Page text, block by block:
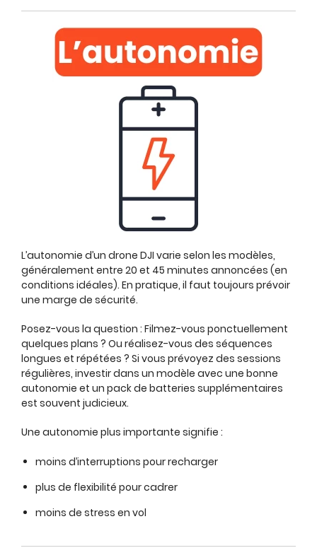
L’autonomie d’un drone DJI varie selon les modèles,
généralement entre 20 et 45 minutes annoncées (en
conditions idéales). En pratique, il faut toujours prévoir
une marge de sécurité.
Posez-vous la question : Filmez-vous ponctuellement
quelques plans ? Ou réalisez-vous des séquences
longues et répétées ? Si vous prévoyez des sessions
régulières, investir dans un modèle avec une bonne
autonomie et un pack de batteries supplémentaires
est souvent judicieux.
Une autonomie plus importante signifie :
moins d’interruptions pour recharger
plus de flexibilité pour cadrer
moins de stress en vol